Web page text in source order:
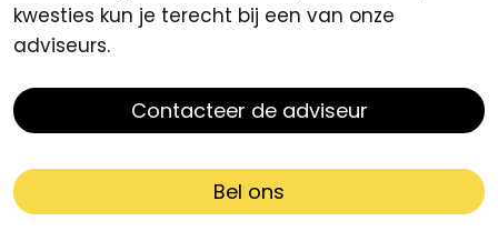
kwesties kun je terecht bij een van onze
adviseurs.
Contacteer de adviseur
Bel ons